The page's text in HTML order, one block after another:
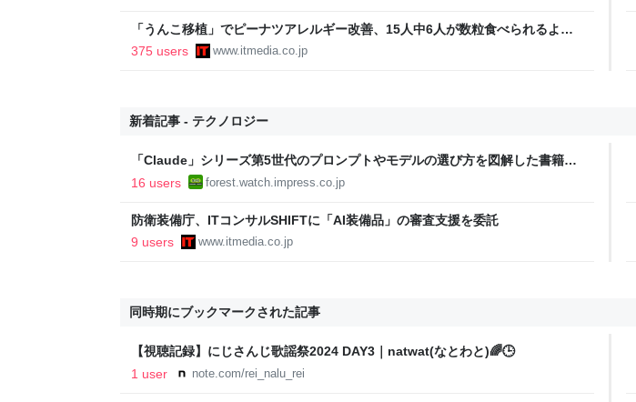
「うんこ移植」でピーナツアレルギー改善、15人中6人が数粒食べられるよう
に ヒトの実証は初 Science系列誌掲載
375 users www.itmedia.co.jp
新着記事 - テクノロジー
「Claude」シリーズ第5世代のプロンプトやモデルの選び方を図解した書籍が
無償公開／Anthropicの公式ドキュメント2本を日本語で図解した『Claude 5
16 users forest.watch.impress.co.jp
防衛装備庁、ITコンサルSHIFTに「AI装備品」の審査支援を委託
9 users
www.itmedia.co.jp
同時期にブックマークされた記事
【視聴記録】にじさんじ歌謡祭2024 DAY3｜natwat(なとわと)🌈🕒
1 user
note.com/rei_nalu_rei